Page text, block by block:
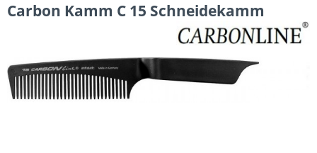
Carbon Kamm C 15 Schneidekamm